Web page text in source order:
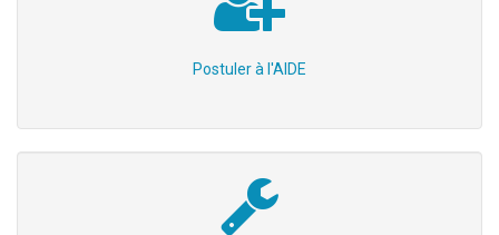
Postuler à l'AIDE